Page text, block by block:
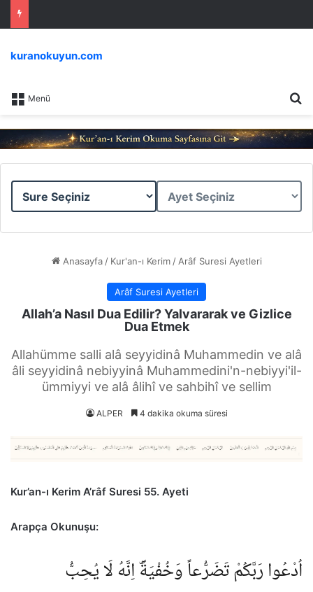
Menü
kuranokuyun.com
Sure
Ayet
Anasayfa / Kur'an-ı Kerim / Arâf Suresi Ayetleri
Arâf Suresi Ayetleri
Allah’a Nasıl Dua Edilir? Yalvararak ve Gizlice
Dua Etmek
Allahümme salli alâ seyyidinâ Muhammedin ve alâ
âli seyyidinâ nebiyyinâ Muhammedini'n-nebiyyi'il-
ümmiyyi ve alâ âlihî ve sahbihî ve sellim
ALPER 4 dakika okuma süresi
Kur’an-ı Kerim A’râf Suresi 55. Ayeti
Arapça Okunuşu:
اُدْعُوا رَبَّكُمْ تَضَرُّعاً وَخُفْيَةًۜ اِنَّهُ لَا يُحِبُّ